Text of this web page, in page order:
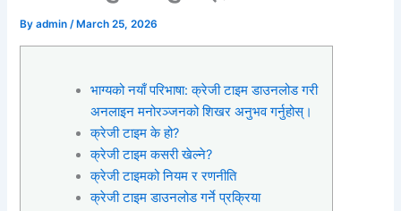
Byadmin/ March 25, 2026
भाग्यको नयाँ परिभाषा: क्रेजी टाइम डाउनलोड गरी
अनलाइन मनोरञ्जनको शिखर अनुभव गर्नुहोस्।
क्रेजी टाइम के हो?
क्रेजी टाइम कसरी खेल्ने?
क्रेजी टाइमको नियम र रणनीति
क्रेजी टाइम डाउनलोड गर्ने प्रक्रिया